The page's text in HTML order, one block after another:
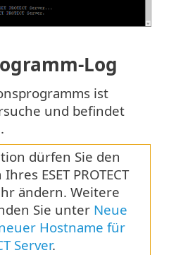
Log
ist
und befindet
.
dürfen Sie den
ESET PROTECT
ändern. Weitere
Sie unter Neue
Hostname für
Server.